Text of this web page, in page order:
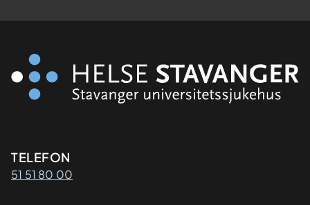
Kontaktinformasjon
TELEFON
51 51 80 00